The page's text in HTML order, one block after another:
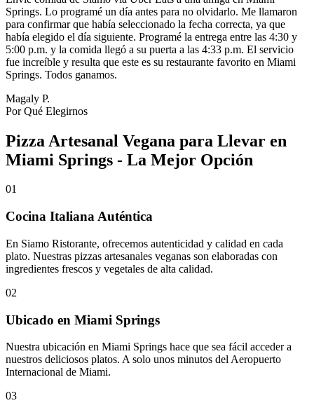
Springs. Lo programé un día antes para no olvidarlo. Me llamaron
para confirmar que había seleccionado la fecha correcta, ya que
había elegido el día siguiente. Programé la entrega entre las 4:30 y
5:00 p.m. y la comida llegó a su puerta a las 4:33 p.m. El servicio
fue increíble y resulta que este es su restaurante favorito en Miami
Springs. Todos ganamos.
Magaly P.
Por Qué Elegirnos
Pizza Artesanal Vegana para Llevar en
Miami Springs - La Mejor Opción
01
Cocina Italiana Auténtica
En Siamo Ristorante, ofrecemos autenticidad y calidad en cada
plato. Nuestras pizzas artesanales veganas son elaboradas con
ingredientes frescos y vegetales de alta calidad.
02
Ubicado en Miami Springs
Nuestra ubicación en Miami Springs hace que sea fácil acceder a
nuestros deliciosos platos. A solo unos minutos del Aeropuerto
Internacional de Miami.
03